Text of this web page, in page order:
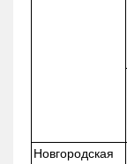
Новгородская